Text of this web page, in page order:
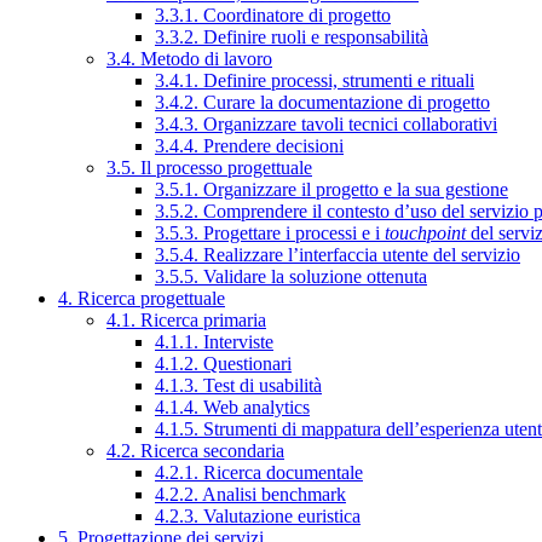
3.3.1. Coordinatore di progetto
3.3.2. Definire ruoli e responsabilità
3.4. Metodo di lavoro
3.4.1. Definire processi, strumenti e rituali
3.4.2. Curare la documentazione di progetto
3.4.3. Organizzare tavoli tecnici collaborativi
3.4.4. Prendere decisioni
3.5. Il processo progettuale
3.5.1. Organizzare il progetto e la sua gestione
3.5.2. Comprendere il contesto d’uso del servizio
3.5.3. Progettare i processi e i touchpointdel
3.5.4. Realizzare l’interfaccia utente del servizio
3.5.5. Validare la soluzione ottenuta
4. Ricerca progettuale
4.1. Ricerca primaria
4.1.1. Interviste
4.1.2. Questionari
4.1.3. Test di usabilità
4.1.4. Web analytics
4.1.5. Strumenti di mappatura dell’esperienza
4.2. Ricerca secondaria
4.2.1. Ricerca documentale
4.2.2. Analisi benchmark
4.2.3. Valutazione euristica
5. Progettazione dei servizi